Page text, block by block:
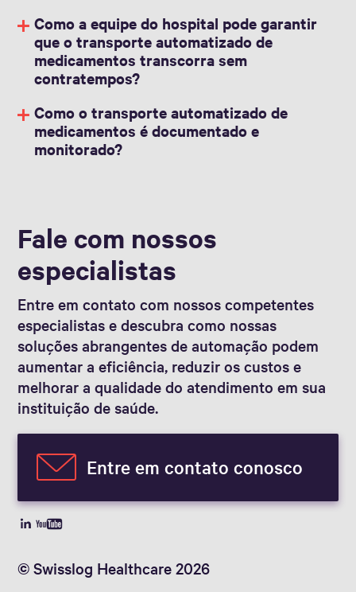
Como a equipe do hospital pode garantir
que o transporte automatizado de
medicamentos transcorra sem
contratempos?
Como o transporte automatizado de
medicamentos é documentado e
monitorado?
Fale com nossos
especialistas
Entre em contato com nossos competentes
especialistas e descubra como nossas
soluções abrangentes de automação podem
aumentar a eficiência, reduzir os custos e
melhorar a qualidade do atendimento em sua
instituição de saúde.
Entre em contato conosco
© Swisslog Healthcare 2026